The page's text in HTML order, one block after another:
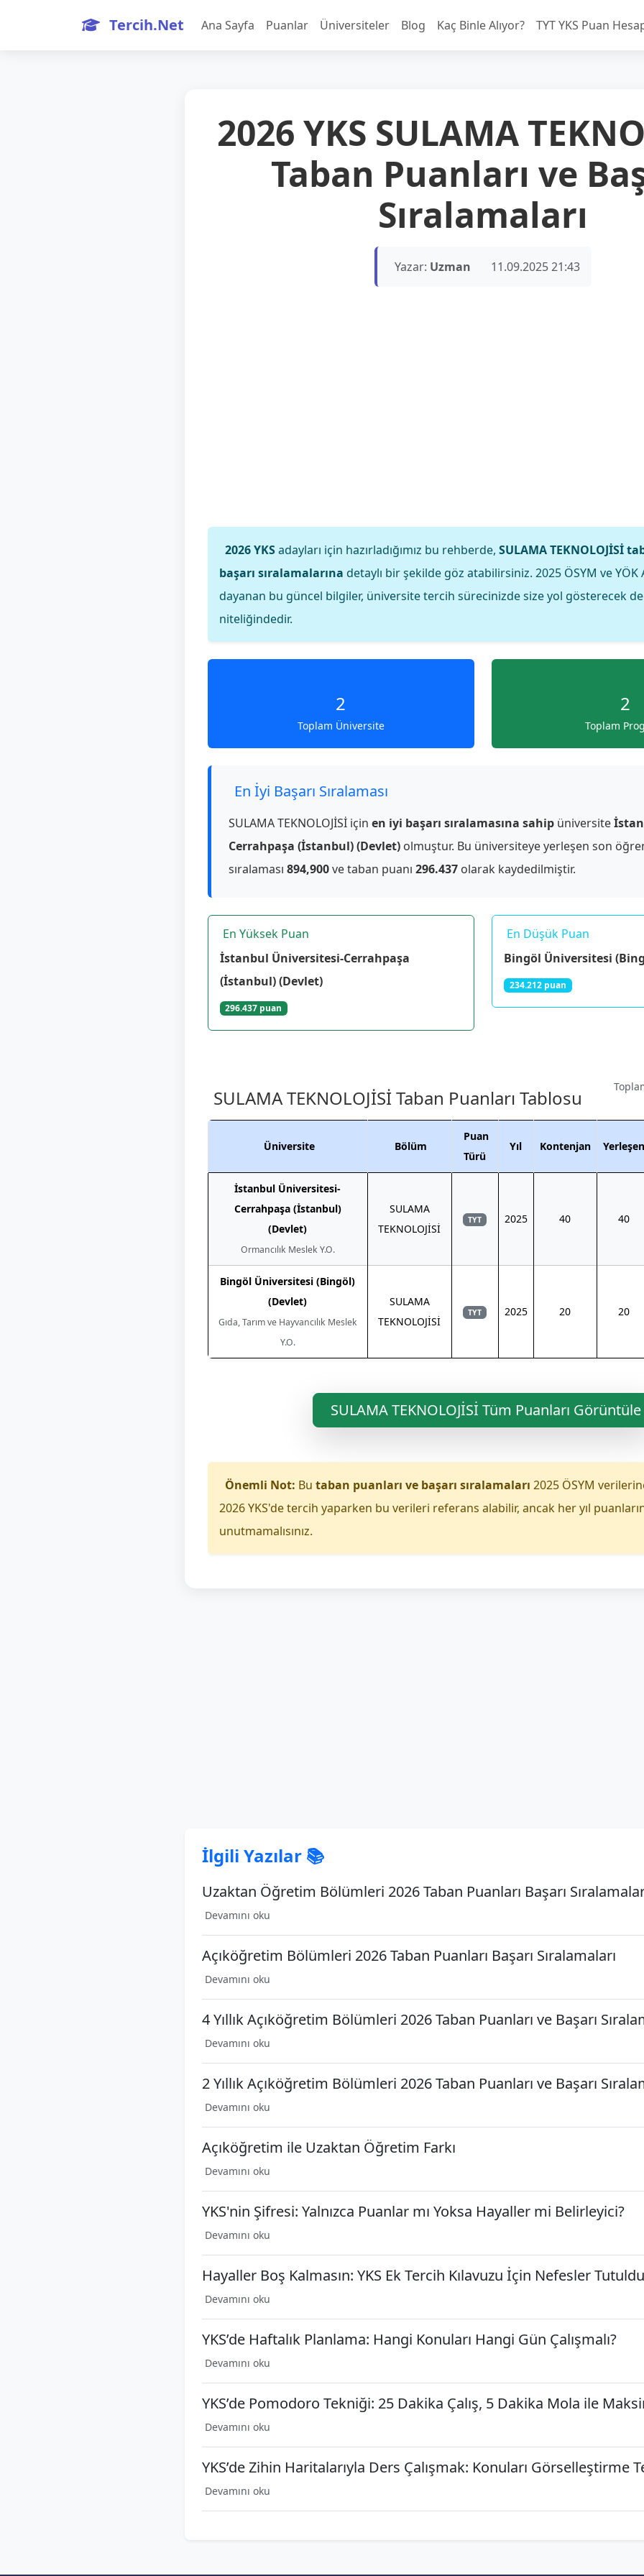
Tercih.Net Ana Sayfa Puanlar Üniversiteler Blog Kaç Binle Alıyor? TYT YKS Puan
2026 YKS SULAMA
Taban Puanları ve
Sıralamaları
Yazar: Uzman 11.09.2025 21:43
2026 YKSadayları için hazırladığımız bu rehberde, SULAMA TEKNOLOJİSİ
başarı sıralamalarına detaylı bir şekilde göz atabilirsiniz. 2025 ÖSYM ve YÖK
dayanan bu güncel bilgiler, üniversite tercih sürecinizde size yol gösterecek
niteliğindedir.
2
Toplam Üniversite
2
Toplam
En İyi Başarı Sıralaması
SULAMA TEKNOLOJİSİ için en iyi başarı sıralamasına sahipüniversite
Cerrahpaşa (İstanbul) (Devlet)olmuştur. Bu üniversiteye yerleşen son
sıralaması 894,900ve taban puanı 296.437olarak kaydedilmiştir.
En Yüksek Puan
İstanbul Üniversitesi-Cerrahpaşa
(İstanbul) (Devlet)
296.437 puan
En Düşük Puan
Bingöl Üniversitesi
234.212 puan
SULAMA TEKNOLOJİSİ Taban Puanları Tablosu
Üniversite Bölüm
Puan
Türü
Yıl Kontenjan Yerleşen
İstanbul Üniversitesi-
Cerrahpaşa (İstanbul)
(Devlet)
Ormancılık Meslek Y.O.
SULAMA
TEKNOLOJİSİ
TYT 2025 40 40
Bingöl Üniversitesi (Bingöl)
(Devlet)
Gıda, Tarım ve Hayvancılık Meslek
Y.O.
SULAMA
TEKNOLOJİSİ
TYT 2025 20 20
SULAMA TEKNOLOJİSİ Tüm Puanları Görüntüle
Önemli Not: Bu taban puanları ve başarı sıralamaları 2025 ÖSYM
2026 YKS'de tercih yaparken bu verileri referans alabilir, ancak her yıl
unutmamalısınız.
İlgili Yazılar 📚
Uzaktan Öğretim Bölümleri 2026 Taban Puanları Başarı
Devamını oku
Açıköğretim Bölümleri 2026 Taban Puanları Başarı Sıralamaları
Devamını oku
4 Yıllık Açıköğretim Bölümleri 2026 Taban Puanları ve Başarı
Devamını oku
2 Yıllık Açıköğretim Bölümleri 2026 Taban Puanları ve Başarı
Devamını oku
Açıköğretim ile Uzaktan Öğretim Farkı
Devamını oku
YKS'nin Şifresi: Yalnızca Puanlar mı Yoksa Hayaller mi Belirleyici?
Devamını oku
Hayaller Boş Kalmasın: YKS Ek Tercih Kılavuzu İçin Nefesler
Devamını oku
YKS’de Haftalık Planlama: Hangi Konuları Hangi Gün Çalışmalı?
Devamını oku
YKS’de Pomodoro Tekniği: 25 Dakika Çalış, 5 Dakika Mola ile
Devamını oku
YKS’de Zihin Haritalarıyla Ders Çalışmak: Konuları Görselleştirme
Devamını oku